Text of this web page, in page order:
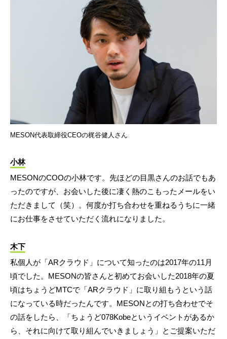
MESON代表取締役CEOの梶谷健人さん
小林
MESONのCOOの小林です。先ほどの目黒さんのお話でもあ
ったのですが、お会いした後に凄く熱のこもったメールをい
ただきまして（笑）。何度か打ち合わせを重ねるうちに一緒
にお仕事をさせていただく流れになりました。
木下
私個人が「ARクラウド」について知ったのは2017年の11月
頃でした。MESONの皆さんと初めてお会いした2018年の夏
頃はちょうどMTCで「ARクラウド」に取り組もうという話
になっている時だったんです。MESONとの打ち合わせでそ
の話をしたら、「ちょうど078Kobeというイベントがあるか
ら、それに向けて取り組んでいきましょう」とご提案いただ